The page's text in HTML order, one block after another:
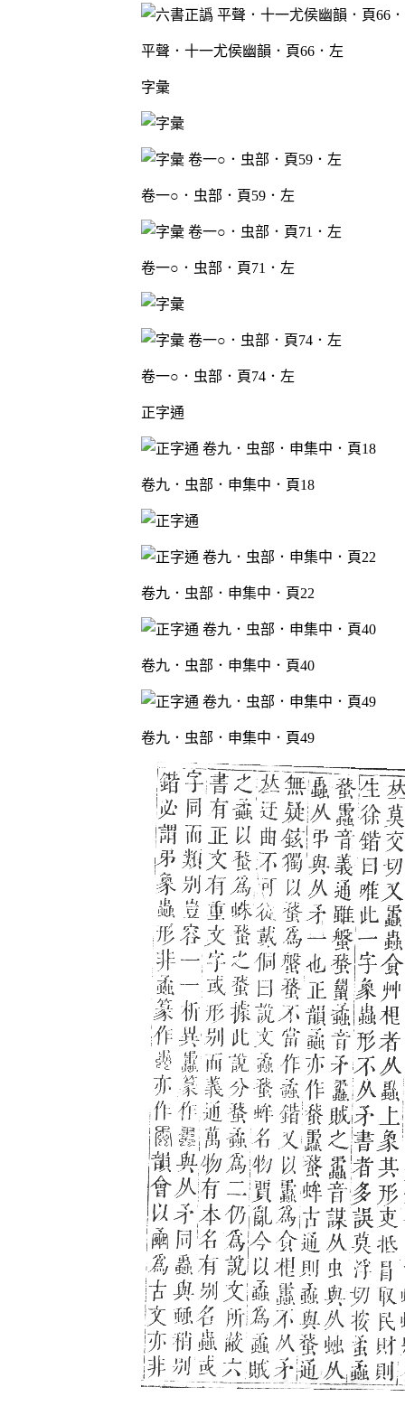
平聲．十一尤侯幽韻．頁66．左
字彙
卷一○．虫部．頁59．左
卷一○．虫部．頁71．左
卷一○．虫部．頁74．左
正字通
卷九．虫部．申集中．頁18
卷九．虫部．申集中．頁22
卷九．虫部．申集中．頁40
卷九．虫部．申集中．頁49